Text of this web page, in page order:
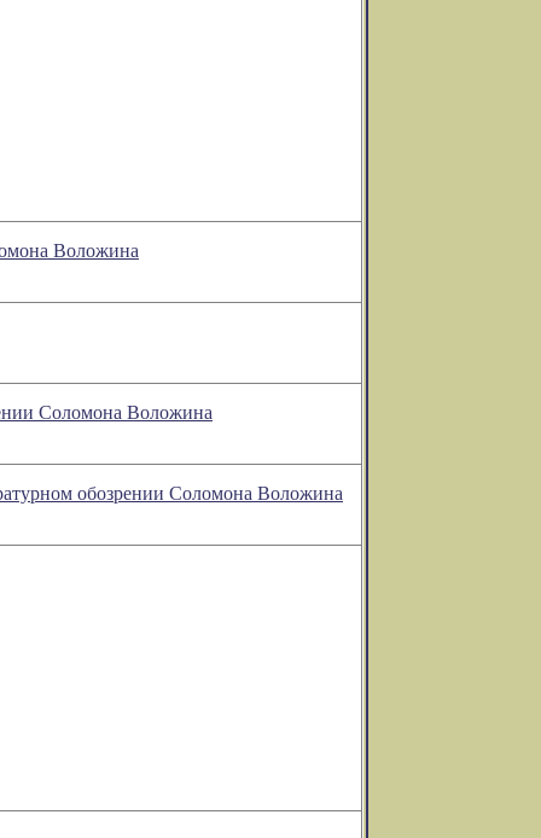
Воложина
Соломона Воложина
обозрении Соломона Воложина